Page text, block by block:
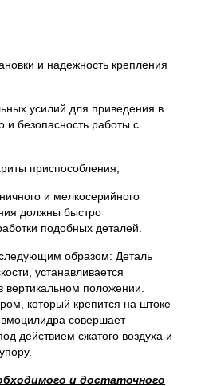
и надежность крепления
усилий для приведения в
и безопасность работы с
приспособления;
и мелкосерийного
должны быстро
подобных деталей.
образом: Деталь
устанавливается
положении.
который крепится на штоке
совершает
действием сжатого воздуха и
и достаточного